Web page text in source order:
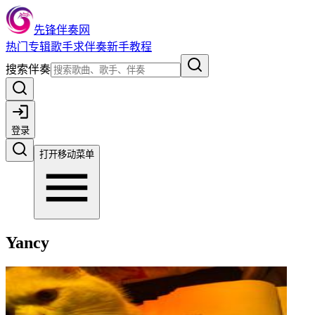
先锋伴奏网
热门 专辑歌手求伴奏新手教程
搜索伴奏
登录
打开移动菜单
Yancy